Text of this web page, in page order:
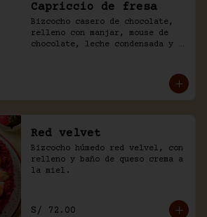
Capriccio de fresa
Bizcocho casero de chocolate,
relleno con manjar, mouse de
chocolate, leche condensada y
Red velvet
Bizcocho húmedo red velvel, con
relleno y baño de queso crema a
la miel.
S/ 72.00